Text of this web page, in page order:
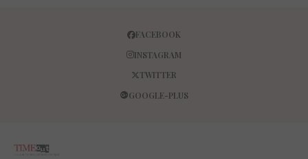
FACEBOOK
INSTAGRAM
TWITTER
GOOGLE-PLUS